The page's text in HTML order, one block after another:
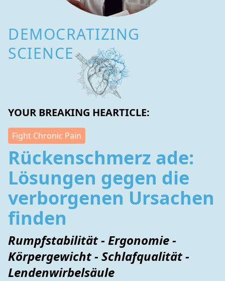
DEMOCRATIZING
SCIENCE
YOUR BREAKING HEARTICLE:
Fight Chronic Pain
Rückenschmerz ade:
Lösungen gegen die
verborgenen Ursachen
finden
Rumpfstabilität - Ergonomie -
Körpergewicht - Schlafqualität -
Lendenwirbelsäule